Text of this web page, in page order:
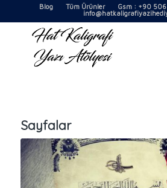
Blog Tüm ÜrünlerGsm : +90 506
Sayfalar